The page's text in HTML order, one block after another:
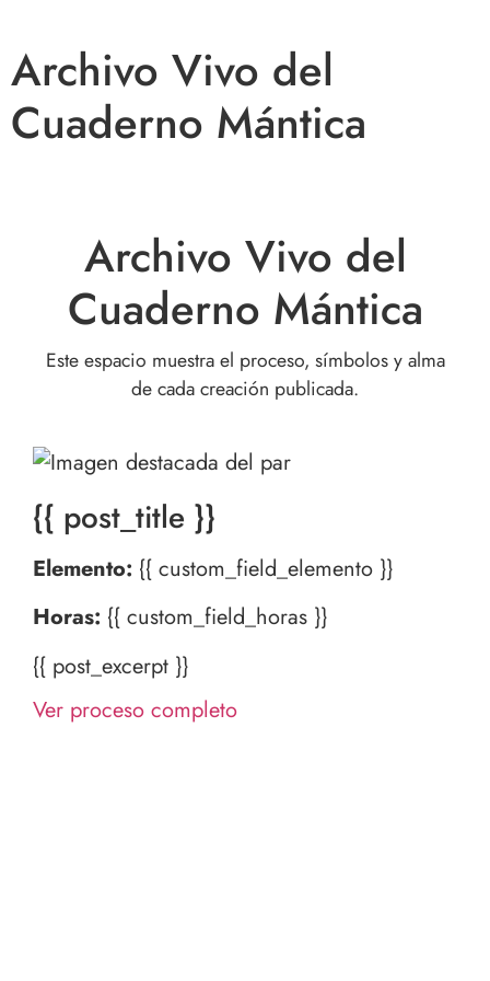
Archivo Vivo del
Cuaderno Mántica
Archivo Vivo del
Cuaderno Mántica
Este espacio muestra el proceso, símbolos y alma
de cada creación publicada.
{{ post_title }}
Elemento: {{ custom_field_elemento }}
Horas: {{ custom_field_horas }}
{{ post_excerpt }}
Ver proceso completo